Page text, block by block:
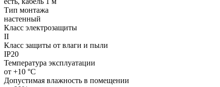
Тип монтажа
настенный
Класс электрозащиты
II
Класс защиты от влаги и пыли
IP20
Температура эксплуатации
от +10 °С
Допустимая влажность в помещении